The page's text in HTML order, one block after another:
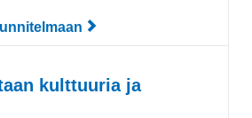
kulttuuria ja